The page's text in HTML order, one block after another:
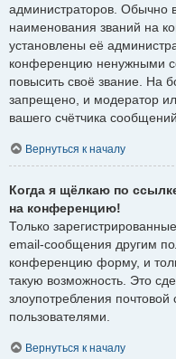
администраторов. Обычно
наименования званий на
установлены её
конференцию ненужными
повысить своё звание. На
запрещено, и модератор
вашего счётчика
Вернуться к началу
Когда я щёлкаю по
на конференцию!
Только
email-сообщения другим
конференцию форму, и
такую возможность. Это
злоупотребления
пользователями.
Вернуться к началу